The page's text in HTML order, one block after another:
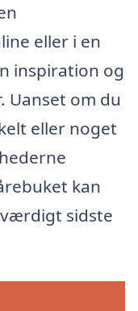
eller i en
inspiration og
Uanset om du
eller noget
kan
sidste